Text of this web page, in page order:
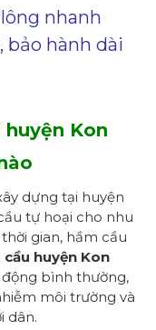
nhanh
bảo hành dài
huyện Kon
dựng tại huyện
tự hoại cho nhu
gian, hầm cầu
huyện Kon
bình thường,
môi trường và
dân.